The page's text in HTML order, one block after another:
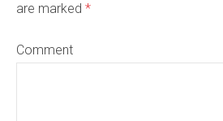
are marked *
Comment